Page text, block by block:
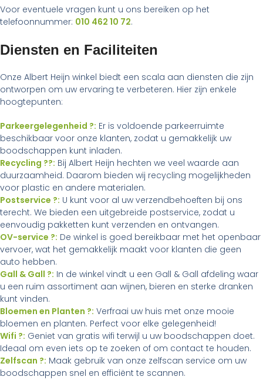
Voor eventuele vragen kunt u ons bereiken op het
telefoonnummer: 010 462 10 72.
Diensten en Faciliteiten
Onze Albert Heijn winkel biedt een scala aan diensten die zijn
ontworpen om uw ervaring te verbeteren. Hier zijn enkele
hoogtepunten:
Parkeergelegenheid ?: Er is voldoende parkeerruimte
beschikbaar voor onze klanten, zodat u gemakkelijk uw
boodschappen kunt inladen.
Recycling ??: Bij Albert Heijn hechten we veel waarde aan
duurzaamheid. Daarom bieden wij recycling mogelijkheden
voor plastic en andere materialen.
Postservice ?: U kunt voor al uw verzendbehoeften bij ons
terecht. We bieden een uitgebreide postservice, zodat u
eenvoudig pakketten kunt verzenden en ontvangen.
OV-service ?: De winkel is goed bereikbaar met het openbaar
vervoer, wat het gemakkelijk maakt voor klanten die geen
auto hebben.
Gall & Gall ?: In de winkel vindt u een Gall & Gall afdeling waar
u een ruim assortiment aan wijnen, bieren en sterke dranken
kunt vinden.
Bloemen en Planten ?: Verfraai uw huis met onze mooie
bloemen en planten. Perfect voor elke gelegenheid!
Wifi ?: Geniet van gratis wifi terwijl u uw boodschappen doet.
Ideaal om even iets op te zoeken of om contact te houden.
Zelfscan ?: Maak gebruik van onze zelfscan service om uw
boodschappen snel en efficiënt te scannen.